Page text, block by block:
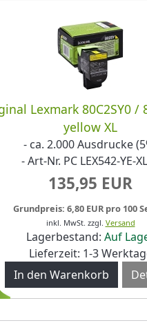
Lexmark 80C2SY0 /
yellow XL
- ca. 2.000 Ausdrucke
- Art-Nr. PC LEX542-YE-
135,95 EUR
Grundpreis: 6,80 EUR pro 100
inkl. MwSt. zzgl. Versand
Lagerbestand: Auf
Lieferzeit: 1-3